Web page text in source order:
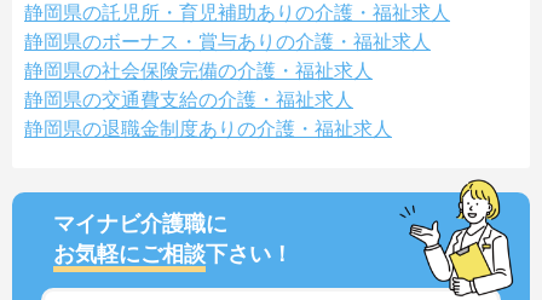
静岡県の託児所・育児補助ありの介護・福祉求人
静岡県のボーナス・賞与ありの介護・福祉求人
静岡県の社会保険完備の介護・福祉求人
静岡県の交通費支給の介護・福祉求人
静岡県の退職金制度ありの介護・福祉求人
マイナビ介護職に
お気軽にご相談下さい！